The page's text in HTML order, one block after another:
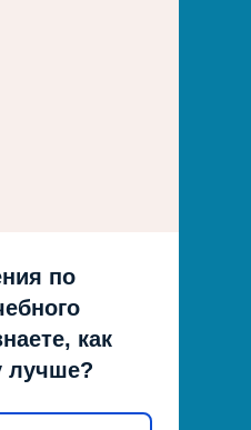
по
как
лучше?